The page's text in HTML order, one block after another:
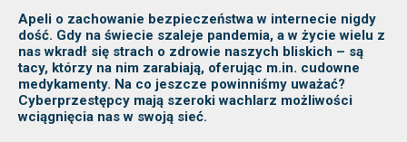
Apeli o zachowanie bezpieczeństwa w internecie nigdy
dość. Gdy na świecie szaleje pandemia, a w życie wielu z
nas wkradł się strach o zdrowie naszych bliskich – są
tacy, którzy na nim zarabiają, oferując m.in. cudowne
medykamenty. Na co jeszcze powinniśmy uważać?
Cyberprzestępcy mają szeroki wachlarz możliwości
wciągnięcia nas w swoją sieć.